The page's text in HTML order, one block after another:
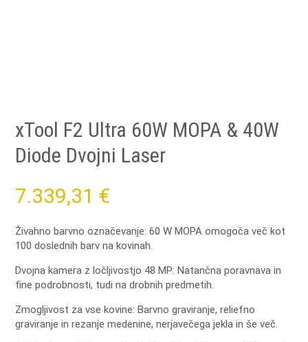
xTool F2 Ultra 60W MOPA & 40W
Diode Dvojni Laser
7.339,31 €
Živahno barvno označevanje: 60 W MOPA omogoča več kot
100 doslednih barv na kovinah.
Dvojna kamera z ločljivostjo 48 MP: Natančna poravnava in
fine podrobnosti, tudi na drobnih predmetih.
Zmogljivost za vse kovine: Barvno graviranje, reliefno
graviranje in rezanje medenine, nerjavečega jekla in še več.